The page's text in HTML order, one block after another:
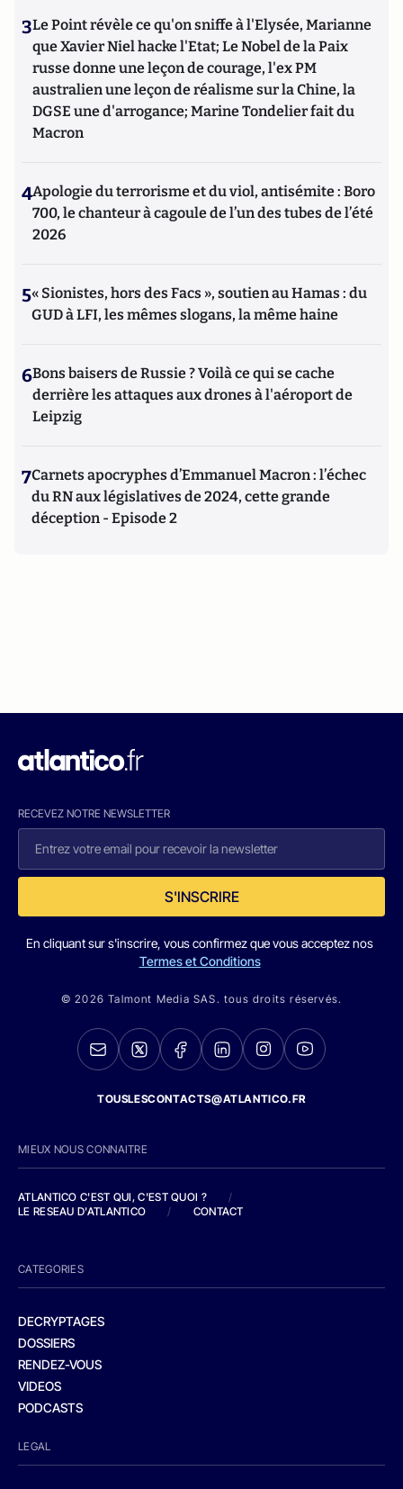
3Le Point révèle ce qu'on sniffe à l'Elysée, Marianne
que Xavier Niel hacke l'Etat; Le Nobel de la Paix
russe donne une leçon de courage, l'ex PM
australien une leçon de réalisme sur la Chine, la
DGSE une d'arrogance; Marine Tondelier fait du
Macron
4Apologie du terrorisme et du viol, antisémite : Boro
700, le chanteur à cagoule de l’un des tubes de l’été
2026
5« Sionistes, hors des Facs », soutien au Hamas : du
GUD à LFI, les mêmes slogans, la même haine
6Bons baisers de Russie ? Voilà ce qui se cache
derrière les attaques aux drones à l'aéroport de
Leipzig
7Carnets apocryphes d’Emmanuel Macron : l’échec
du RN aux législatives de 2024, cette grande
déception - Episode 2
RECEVEZ NOTRE NEWSLETTER
S'INSCRIRE
En cliquant sur s'inscrire, vous confirmez que vous acceptez nos
Termes et Conditions
© 2026 Talmont Media SAS. tous droits réservés.
TOUSLESCONTACTS@ATLANTICO.FR
MIEUX NOUS CONNAITRE
ATLANTICO C'EST QUI, C'EST QUOI ?
/
LE RESEAU D'ATLANTICO
/ CONTACT
CATEGORIES
DECRYPTAGES
DOSSIERS
RENDEZ-VOUS
VIDEOS
PODCASTS
LEGAL